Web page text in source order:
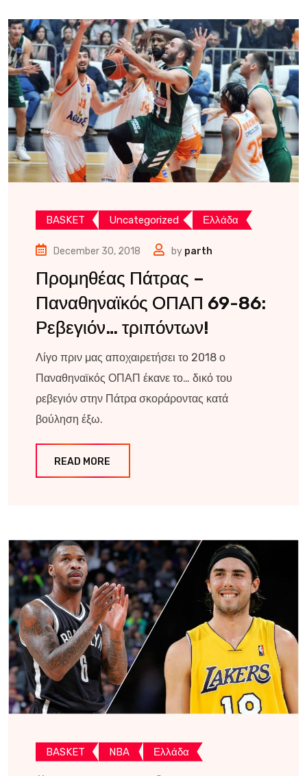
BASKET Uncategorized Ελλάδα
December 30, 2018 by parth
Προμηθέας Πάτρας –
Παναθηναϊκός ΟΠΑΠ 69-86:
Ρεβεγιόν… τριπόντων!
Λίγο πριν μας αποχαιρετήσει το 2018 ο
Παναθηναϊκός ΟΠΑΠ έκανε το… δικό του
ρεβεγιόν στην Πάτρα σκοράροντας κατά
βούληση έξω.
READ MORE
BASKET NBA Ελλάδα